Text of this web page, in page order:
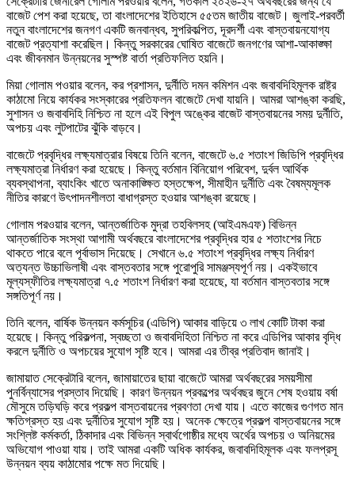
বাজেট পেশ করা হয়েছে, তা বাংলাদেশের ইতিহাসে ৫৫তম জাতীয় বাজেট। জুলাই-পরবর্তী
নতুন বাংলাদেশের জনগণ একটি জনবান্ধব, সুপরিকল্পিত, দূরদর্শী এবং বাস্তবায়নযোগ্য
বাজেট প্রত্যাশা করেছিল। কিন্তু সরকারের ঘোষিত বাজেটে জনগণের আশা-আকাঙ্ক্ষা
এবং জীবনমান উন্নয়নের সুস্পষ্ট বার্তা প্রতিফলিত হয়নি।
মিয়া গোলাম পওয়ার বলেন, কর প্রশাসন, দুর্নীতি দমন কমিশন এবং জবাবদিহিমূলক রাষ্ট্র
কাঠামো নিয়ে কার্যকর সংস্কারের প্রতিফলন বাজেটে দেখা যায়নি। আমরা আশঙ্কা করছি,
সুশাসন ও জবাবদিহি নিশ্চিত না হলে এই বিপুল অঙ্কের বাজেট বাস্তবায়নের সময় দুর্নীতি,
অপচয় এবং লুটপাটের ঝুঁকি বাড়বে।
বাজেটে প্রবৃদ্ধির লক্ষ্যমাত্রার বিষয়ে তিনি বলেন, বাজেটে ৬.৫ শতাংশ জিডিপি প্রবৃদ্ধির
লক্ষ্যমাত্রা নির্ধারণ করা হয়েছে। কিন্তু বর্তমান বিনিয়োগ পরিবেশ, দুর্বল আর্থিক
ব্যবস্থাপনা, ব্যাংকিং খাতে অনাকাঙ্ক্ষিত হস্তক্ষেপ, সীমাহীন দুর্নীতি এবং বৈষম্যমূলক
নীতির কারণে উৎপাদনশীলতা বাধাগ্রস্ত হওয়ার আশঙ্কা রয়েছে।
গোলাম পরওয়ার বলেন, আন্তর্জাতিক মুদ্রা তহবিলসহ (আইএমএফ) বিভিন্ন
আন্তর্জাতিক সংস্থা আগামী অর্থবছরে বাংলাদেশের প্রবৃদ্ধির হার ৫ শতাংশের নিচে
থাকতে পারে বলে পূর্বাভাস দিয়েছে। সেখানে ৬.৫ শতাংশ প্রবৃদ্ধির লক্ষ্য নির্ধারণ
অত্যন্ত উচ্চাভিলাষী এবং বাস্তবতার সঙ্গে পুরোপুরি সামঞ্জস্যপূর্ণ নয়। একইভাবে
মূল্যস্ফীতির লক্ষ্যমাত্রা ৭.৫ শতাংশ নির্ধারণ করা হয়েছে, যা বর্তমান বাস্তবতার সঙ্গে
সঙ্গতিপূর্ণ নয়।
তিনি বলেন, বার্ষিক উন্নয়ন কর্মসূচির (এডিপি) আকার বাড়িয়ে ৩ লাখ কোটি টাকা করা
হয়েছে। কিন্তু পরিকল্পনা, স্বচ্ছতা ও জবাবদিহিতা নিশ্চিত না করে এডিপির আকার বৃদ্ধি
করলে দুর্নীতি ও অপচয়ের সুযোগ সৃষ্টি হবে। আমরা এর তীব্র প্রতিবাদ জানাই।
জামায়াত সেক্রেটারি বলেন, জামায়াতের ছায়া বাজেটে আমরা অর্থবছরের সময়সীমা
পুনর্বিন্যাসের প্রস্তাব দিয়েছি। কারণ উন্নয়ন প্রকল্পের অর্থবছর জুনে শেষ হওয়ায় বর্ষা
মৌসুমে তড়িঘড়ি করে প্রকল্প বাস্তবায়নের প্রবণতা দেখা যায়। এতে কাজের গুণগত মান
ক্ষতিগ্রস্ত হয় এবং দুর্নীতির সুযোগ সৃষ্টি হয়। অনেক ক্ষেত্রে প্রকল্প বাস্তবায়নের সঙ্গে
সংশ্লিষ্ট কর্মকর্তা, ঠিকাদার এবং বিভিন্ন স্বার্থগোষ্ঠীর মধ্যে অর্থের অপচয় ও অনিয়মের
অভিযোগ পাওয়া যায়। তাই আমরা একটি অধিক কার্যকর, জবাবদিহিমূলক এবং ফলপ্রসূ
উন্নয়ন ব্যয় কাঠামোর পক্ষে মত দিয়েছি।